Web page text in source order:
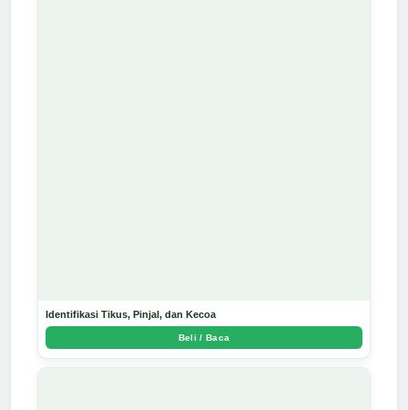
Identifikasi Tikus, Pinjal, dan Kecoa
Beli / Baca